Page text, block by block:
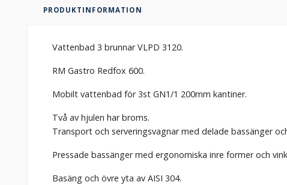
PRODUKTINFORMATION
Vattenbad 3 brunnar VLPD 3120.
RM Gastro Redfox 600.
Mobilt vattenbad för 3st GN1/1 200mm kantiner.
Två av hjulen har broms.
Transport och serveringsvagnar med delade bassänger
Pressade bassänger med ergonomiska inre former och
Basäng och övre yta av AISI 304.